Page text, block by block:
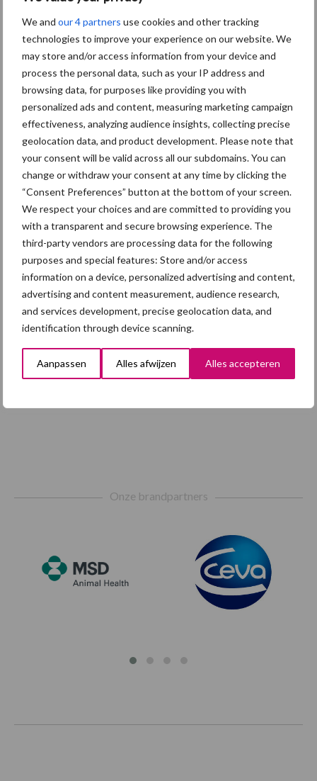
We and our 4 partners use cookies and other tracking
technologies to improve your experience on our website. We
may store and/or access information from your device and
process the personal data, such as your IP address and
browsing data, for purposes like providing you with
personalized ads and content, measuring marketing campaign
effectiveness, analyzing audience insights, collecting precise
geolocation data, and product development. Please note that
your consent will be valid across all our subdomains. You can
change or withdraw your consent at any time by clicking the
“Consent Preferences” button at the bottom of your screen.
We respect your choices and are committed to providing you
with a transparent and secure browsing experience. The
third-party vendors are processing data for the following
purposes and special features: Store and/or access
information on a device, personalized advertising and content,
advertising and content measurement, audience research,
and services development, precise geolocation data, and
identification through device scanning.
Aanpassen Alles afwijzen Alles accepteren
5 aug
“Vraag naar praktische
hygieneoplossingen is in Polen
groter dan ooit”
5 aug
Eliminatieprotocol voor
Mycoplasma hyopneumoniae
4 aug
AVP in Finland onderstreept dat
alertheid belangrijk is, zeker nu
Toon meer
Onze brandpartners